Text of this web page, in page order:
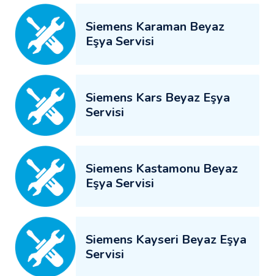
Siemens Karaman Beyaz
Eşya Servisi
Siemens Kars Beyaz Eşya
Servisi
Siemens Kastamonu Beyaz
Eşya Servisi
Siemens Kayseri Beyaz Eşya
Servisi